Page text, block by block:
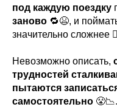
под каждую поездку
заново 🔁😫, и
значительно сложнее
Невозможно описать,
трудностей
пытаются
самостоятельно 😤📉.